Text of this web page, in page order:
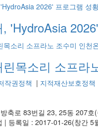
, 'HydroAsia
린목소리 소프라
작권정책 | 지적재산보호정책
축로 83번길 23, 25동 207호
| 등록일 : 2017-01-26(창간 5